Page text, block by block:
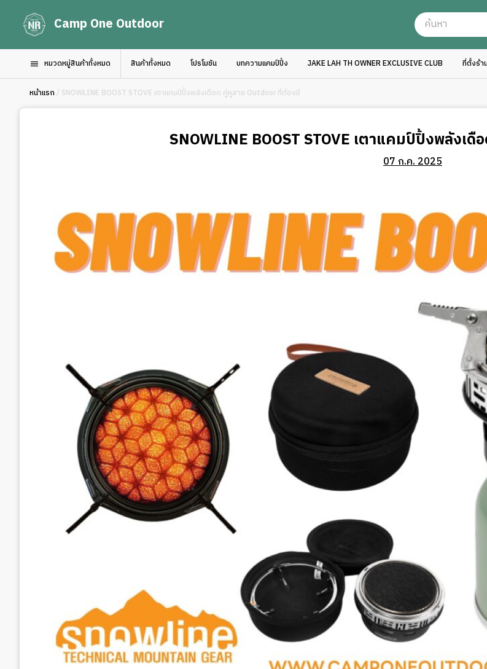
Camp One Outdoor
หมวดหมู่สินค้าทั้งหมด สินค้าทั้งหมด โปรโมชัน บทความแคมป์ปิ้ง JAKE LAH TH OWNER EXCLUSIVE CLUB ที่ตั้งร้า
หน้าแรก / SNOWLINE BOOST STOVE เตาแคมป์ปิ้งพลังเดือด คู่หูสาย Outdoor ที่ต้องมี
SNOWLINE BOOST STOVE เตาแคมป์ปิ้งพลังเ
07 ก.ค. 2025